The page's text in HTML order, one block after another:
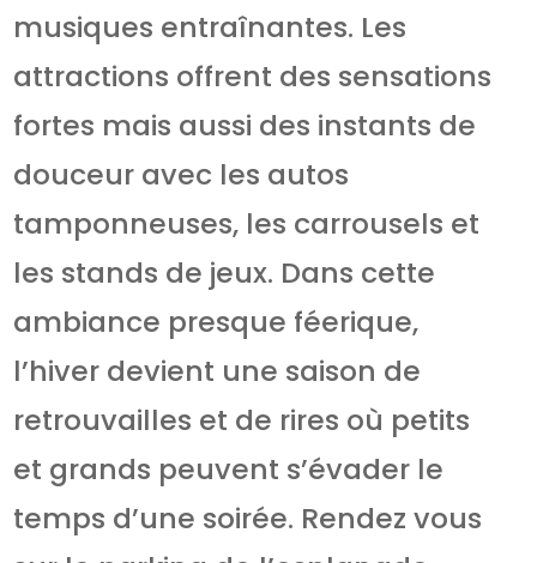
musiques entraînantes. Les
attractions offrent des sensations
fortes mais aussi des instants de
douceur avec les autos
tamponneuses, les carrousels et
les stands de jeux. Dans cette
ambiance presque féerique,
l’hiver devient une saison de
retrouvailles et de rires où petits
et grands peuvent s’évader le
temps d’une soirée. Rendez vous